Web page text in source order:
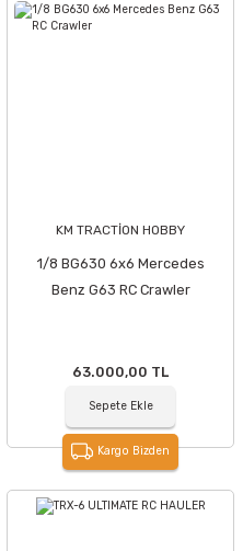
KM TRACTİON HOBBY
1/8 BG630 6x6 Mercedes
Benz G63 RC Crawler
63.000,00 TL
Sepete Ekle
Kargo Bizden